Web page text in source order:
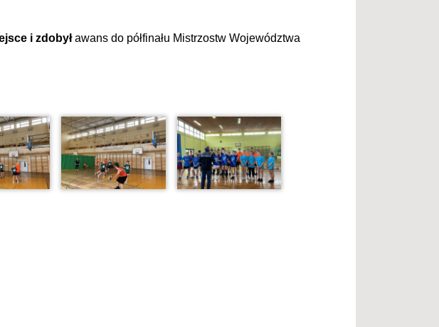
i zdobyławans do półfinału Mistrzostw Województwa